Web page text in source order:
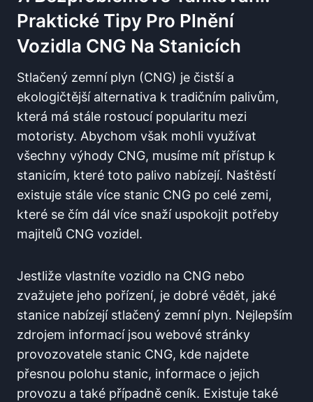
Praktické Tipy Pro Plnění
Vozidla CNG Na Stanicích
Stlačený zemní plyn (CNG) je čistší a
ekologičtější alternativa k tradičním palivům,
která má stále rostoucí popularitu mezi
motoristy. Abychom však mohli využívat
všechny výhody CNG, musíme mít přístup k
stanicím, které toto palivo nabízejí. Naštěstí
existuje stále více stanic CNG po celé zemi,
které se čím dál více snaží uspokojit potřeby
majitelů CNG vozidel.
Jestliže vlastníte vozidlo na CNG nebo
zvažujete jeho pořízení, je dobré vědět, jaké
stanice nabízejí stlačený zemní plyn. Nejlepším
zdrojem informací jsou webové stránky
provozovatele stanic CNG, kde najdete
přesnou polohu stanic, informace o jejich
provozu a také případně ceník. Existuje také